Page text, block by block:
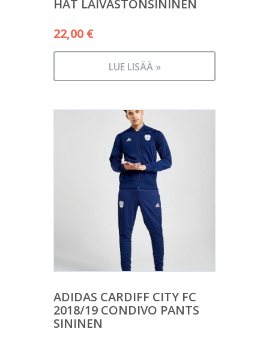
HAT LAIVASTONSININEN
22,00 €
LUE LISÄÄ »
ADIDAS CARDIFF CITY FC
2018/19 CONDIVO PANTS
SININEN